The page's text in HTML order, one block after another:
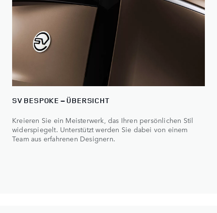
SV BESPOKE – ÜBERSICHT
Kreieren Sie ein Meisterwerk, das Ihren persönlichen Stil
widerspiegelt. Unterstützt werden Sie dabei von einem
Team aus erfahrenen Designern.